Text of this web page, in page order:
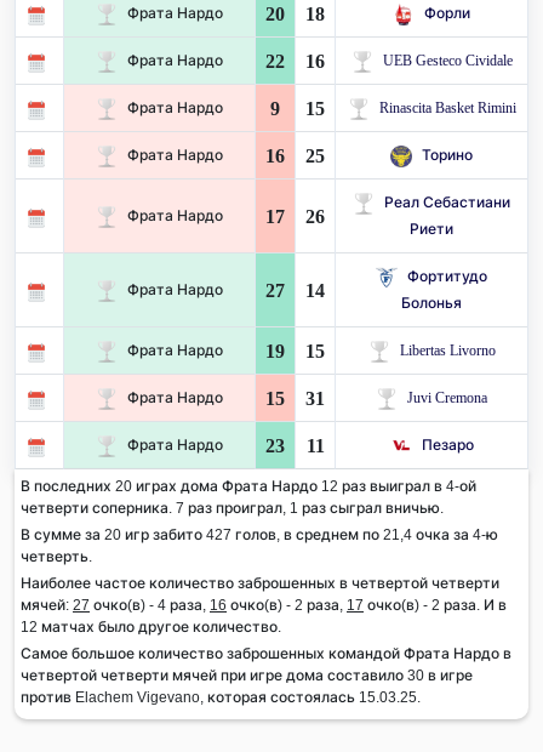
Фрата Нардо 20 18 Форли
Фрата Нардо 22 16 UEB Gesteco Cividale
Фрата Нардо 9 15 Rinascita Basket Rimini
Фрата Нардо 16 25 Торино
Фрата Нардо 17 26
Реал Себастиани
Риети
Фрата Нардо 27 14
Фортитудо
Болонья
Фрата Нардо 19 15 Libertas Livorno
Фрата Нардо 15 31 Juvi Cremona
Фрата Нардо 23 11 Пезаро
В последних 20 играх дома Фрата Нардо 12 раз выиграл в 4-ой
четверти соперника. 7 раз проиграл, 1 раз сыграл вничью.
В сумме за 20 игр забито 427 голов, в среднем по 21,4 очка за 4-ю
четверть.
Наиболее частое количество заброшенных в четвертой четверти
мячей: 27 очко(в) - 4 раза, 16 очко(в) - 2 раза, 17 очко(в) - 2 раза. И в
12 матчах было другое количество.
Самое большое количество заброшенных командой Фрата Нардо в
четвертой четверти мячей при игре дома составило 30 в игре
против Elachem Vigevano, которая состоялась 15.03.25.